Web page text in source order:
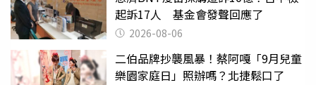
起訴17人 基金會發聲回應了
2026-08-06
二伯品牌抄襲風暴！蔡阿嘎「9月兒童
樂園家庭日」照辦嗎？北捷鬆口了